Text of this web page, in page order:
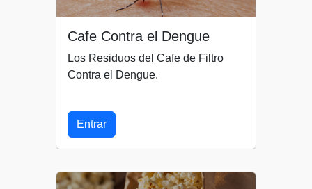
Cafe Contra el Dengue
Los Residuos del Cafe de Filtro
Contra el Dengue.
Entrar